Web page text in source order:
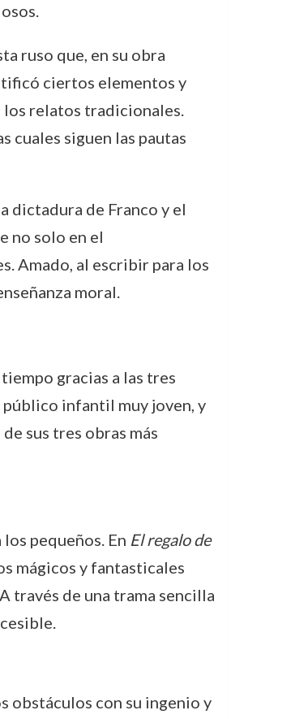
ruso que, en su obra
ciertos elementos y
los relatos tradicionales.
cuales siguen las pautas
dictadura de Franco y el
no solo en el
Amado, al escribir para los
moral.
gracias a las tres
público infantil muy joven, y
sus tres obras más
pequeños. En El regalo de
mágicos y fantasticales
través de una trama sencilla
obstáculos con su ingenio y